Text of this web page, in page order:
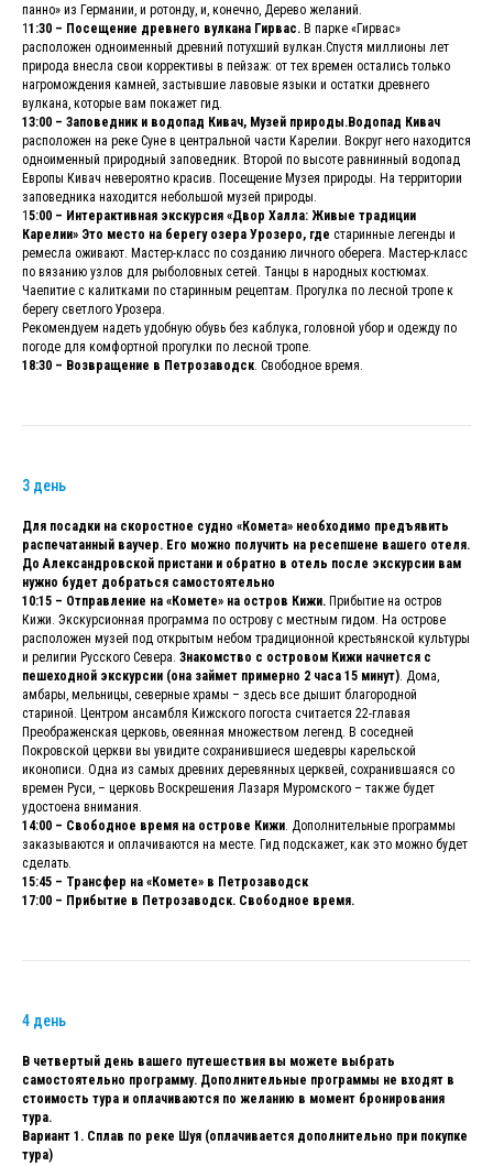
панно» из Германии, и ротонду, и, конечно, Дерево желаний.
11:30 – Посещение древнего вулкана Гирвас. В парке «Гирвас»
расположен одноименный древний потухший вулкан.Спустя миллионы лет
природа внесла свои коррективы в пейзаж: от тех времен остались только
нагромождения камней, застывшие лавовые языки и остатки древнего
вулкана, которые вам покажет гид.
13:00 – Заповедник и водопад Кивач, Музей природы.Водопад Кивач
расположен на реке Суне в центральной части Карелии. Вокруг него находится
одноименный природный заповедник. Второй по высоте равнинный водопад
Европы Кивач невероятно красив. Посещение Музея природы. На территории
заповедника находится небольшой музей природы.
15:00 – Интерактивная экскурсия «Двор Халла: Живые традиции
Карелии» Это место на берегу озера Урозеро, где старинные легенды и
ремесла оживают. Мастер-класс по созданию личного оберега. Мастер-класс
по вязанию узлов для рыболовных сетей. Танцы в народных костюмах.
Чаепитие с калитками по старинным рецептам. Прогулка по лесной тропе к
берегу светлого Урозера.
Рекомендуем надеть удобную обувь без каблука, головной убор и одежду по
погоде для комфортной прогулки по лесной тропе.
18:30 – Возвращение в Петрозаводск . Свободное время.
3 день
Для посадки на скоростное судно «Комета» необходимо предъявить
распечатанный ваучер. Его можно получить на ресепшене вашего отеля.
До Александровской пристани и обратно в отель после экскурсии вам
нужно будет добраться самостоятельно
10:15 – Отправление на «Комете» на остров Кижи. Прибытие на остров
Кижи. Экскурсионная программа по острову с местным гидом. На острове
расположен музей под открытым небом традиционной крестьянской культуры
и религии Русского Севера. Знакомство с островом Кижи начнется с
пешеходной экскурсии (она займет примерно 2 часа 15 минут) . Дома,
амбары, мельницы, северные храмы – здесь все дышит благородной
стариной. Центром ансамбля Кижского погоста считается 22-главая
Преображенская церковь, овеянная множеством легенд. В соседней
Покровской церкви вы увидите сохранившиеся шедевры карельской
иконописи. Одна из самых древних деревянных церквей, сохранившаяся со
времен Руси, – церковь Воскрешения Лазаря Муромского – также будет
удостоена внимания.
14:00 – Свободное время на острове Кижи . Дополнительные программы
заказываются и оплачиваются на месте. Гид подскажет, как это можно будет
сделать.
15:45 – Трансфер на «Комете» в Петрозаводск
17:00 – Прибытие в Петрозаводск. Свободное время.
4 день
В четвертый день вашего путешествия вы можете выбрать
самостоятельно программу. Дополнительные программы не входят в
стоимость тура и оплачиваются по желанию в момент бронирования
тура.
Вариант 1. Сплав по реке Шуя (оплачивается дополнительно при покупке
тура)